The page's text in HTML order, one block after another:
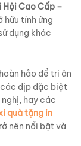
Cao Cấp –
hữu tính ứng
dụng khác
hảo để tri ân
dịp đặc biệt
hay các
quà tặng in
nên nổi bật và